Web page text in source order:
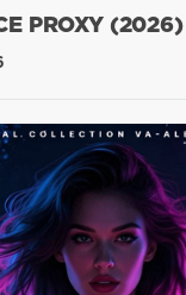
PROXY (2026)